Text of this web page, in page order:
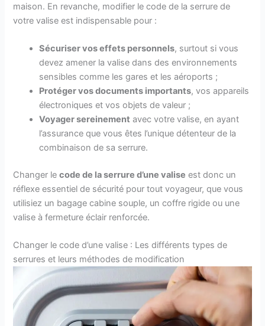
maison. En revanche, modifier le code de la serrure de
votre valise est indispensable pour :
Sécuriser vos effets personnels, surtout si vous
devez amener la valise dans des environnements
sensibles comme les gares et les aéroports ;
Protéger vos documents importants, vos appareils
électroniques et vos objets de valeur ;
Voyager sereinement avec votre valise, en ayant
l’assurance que vous êtes l’unique détenteur de la
combinaison de sa serrure.
Changer lecode de la serrure d’une valise est donc un
réflexe essentiel de sécurité pour tout voyageur, que vous
utilisiez un bagage cabine souple, un coffre rigide ou une
valise à fermeture éclair renforcée.
Changer le code d’une valise : Les différents types de
serrures et leurs méthodes de modification